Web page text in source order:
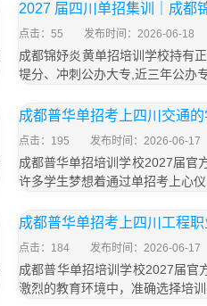
2027 届四川单招集训｜成都
点击：55 发布时间：2026-06-18
成都锦妤炎黄单招培训学校持有
提分、冲刺公办大专,近三年公办
成都普华单招考上四川交通的
点击：195 发布时间：2026-06-17
成都普华单招培训学校2027届官
许多学生梦想着通过单招考上心
成都普华单招考上四川工程职
点击：184 发布时间：2026-06-17
成都普华单招培训学校2027届官
激烈的教育环境中，准确选择培